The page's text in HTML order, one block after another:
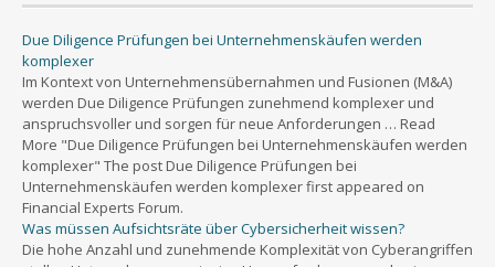
Due Diligence Prüfungen bei Unternehmenskäufen werden
komplexer
Im Kontext von Unternehmensübernahmen und Fusionen (M&A)
werden Due Diligence Prüfungen zunehmend komplexer und
anspruchsvoller und sorgen für neue Anforderungen … Read
More "Due Diligence Prüfungen bei Unternehmenskäufen werden
komplexer" The post Due Diligence Prüfungen bei
Unternehmenskäufen werden komplexer first appeared on
Financial Experts Forum.
Was müssen Aufsichtsräte über Cybersicherheit wissen?
Die hohe Anzahl und zunehmende Komplexität von Cyberangriffen